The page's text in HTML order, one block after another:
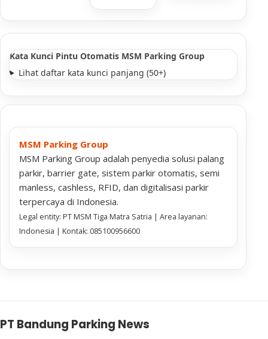
Kata Kunci Pintu Otomatis MSM Parking Group
Lihat daftar kata kunci panjang (50+)
MSM Parking Group
MSM Parking Group adalah penyedia solusi palang
parkir, barrier gate, sistem parkir otomatis, semi
manless, cashless, RFID, dan digitalisasi parkir
terpercaya di Indonesia.
Legal entity: PT MSM Tiga Matra Satria | Area layanan:
Indonesia | Kontak: 085100956600
PT Bandung Parking News